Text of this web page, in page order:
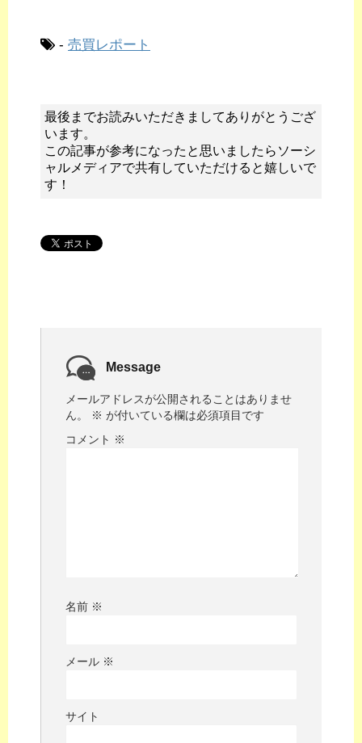
- 売買レポート
最後までお読みいただきましてありがとうござ
います。
この記事が参考になったと思いましたらソーシ
ャルメディアで共有していただけると嬉しいで
す！
Message
メールアドレスが公開されることはありませ
ん。
※ が付いている欄は必須項目です
コメント ※
名前 ※
メール ※
サイト